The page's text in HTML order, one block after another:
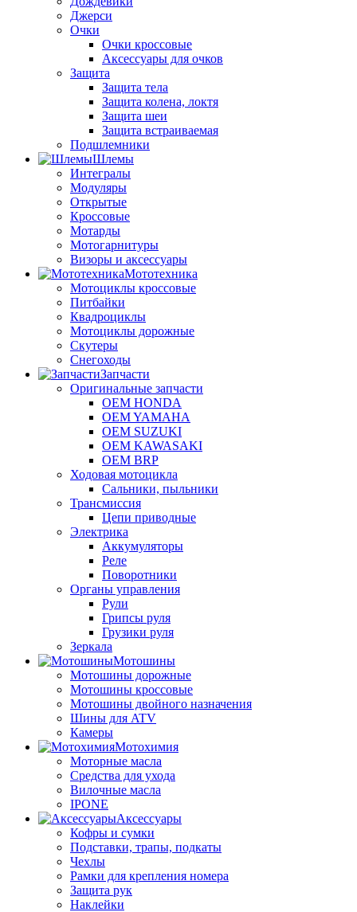
Джерси
Очки
Очки кроссовые
Аксессуары для очков
Защита
Защита тела
Защита колена, локтя
Защита шеи
Защита встраиваемая
Подшлемники
Шлемы
Интегралы
Модуляры
Открытые
Кроссовые
Мотарды
Мотогарнитуры
Визоры и аксессуары
Мототехника
Мотоциклы кроссовые
Питбайки
Квадроциклы
Мотоциклы дорожные
Скутеры
Снегоходы
Запчасти
Оригинальные запчасти
OEM HONDA
OEM YAMAHA
OEM SUZUKI
OEM KAWASAKI
OEM BRP
Ходовая мотоцикла
Сальники, пыльники
Трансмиссия
Цепи приводные
Электрика
Аккумуляторы
Реле
Поворотники
Органы управления
Рули
Грипсы руля
Грузики руля
Зеркала
Мотошины
Мотошины дорожные
Мотошины кроссовые
Мотошины двойного назначения
Шины для ATV
Камеры
Мотохимия
Моторные масла
Средства для ухода
Вилочные масла
IPONE
Аксессуары
Кофры и сумки
Подставки, трапы, подкаты
Чехлы
Рамки для крепления номера
Защита рук
Наклейки